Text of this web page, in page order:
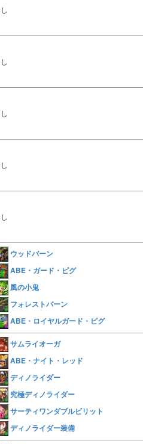
ウッドバーン
ABE・ガード・ピグ
風の小鬼
フォレストバーン
ABE・ロイヤルガード・ピグ
サムライオーガ
ABE・ナイト・レッド
ディノライダー
究極ディノライダー
サーティワンダブルビリット
ディノライダー装備